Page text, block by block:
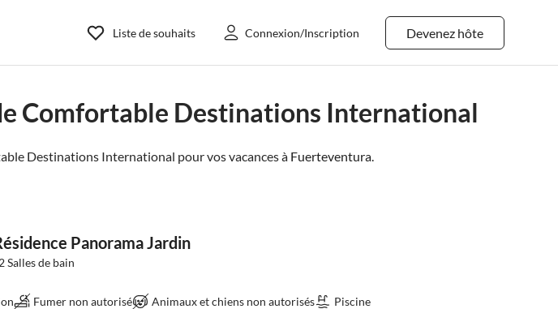
Devenez hôte
Liste de souhaits Connexion/Inscription
Comfortable Destinations International
Destinations International pour vos vacances à Fuerteventura.
Panorama Jardin
Salles de bain
Fumer non autorisé Animaux et chiens non autorisés Piscine